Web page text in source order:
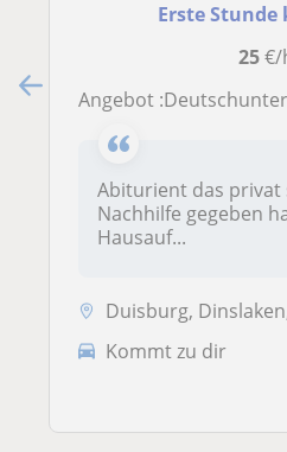
Erste Stunde
25€/
Angebot :Deutschunterricht 1-12
Abiturient das privat
Nachhilfe gegeben
Hausauf...
Duisburg,
Kommt zu dir